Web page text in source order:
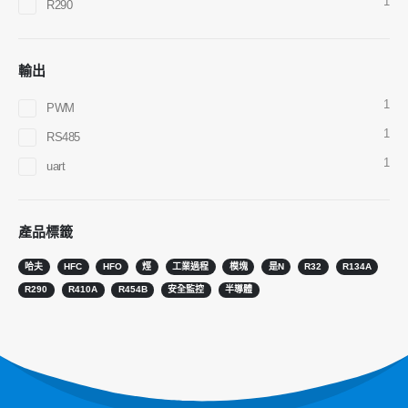
R290
輸出
PWM 1
RS485 1
uart 1
產品標籤
哈夫 HFC HFO 烴 工業過程 模塊 是N R32 R134A
R290 R410A R454B 安全監控 半導體
R454B傳感器
冷鏈製冷劑監測
數據中心冷卻系統監視
跟著我們